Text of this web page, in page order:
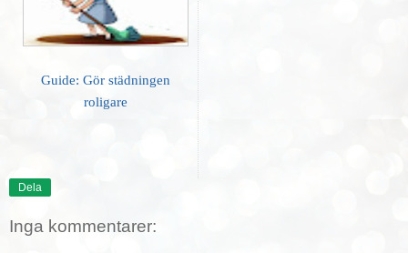
Guide: Gör städningen
roligare
Dela
Inga kommentarer: